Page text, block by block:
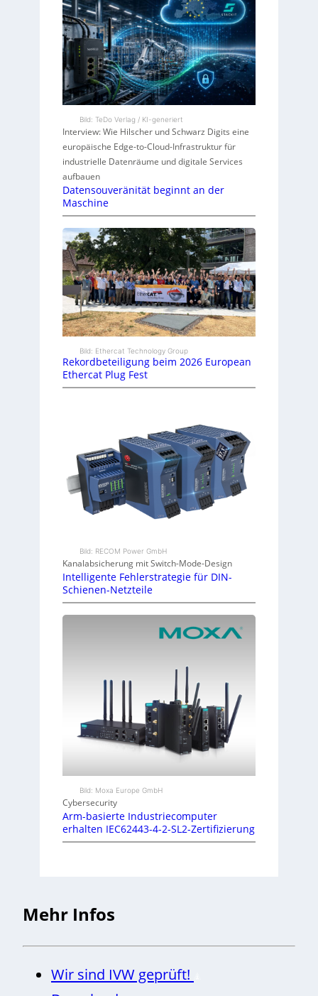
Bild: TeDo Verlag / KI-generiert
Interview: Wie Hilscher und Schwarz Digits eine
europäische Edge-to-Cloud-Infrastruktur für
industrielle Datenräume und digitale Services
aufbauen
Datensouveränität beginnt an der
Maschine
Bild: Ethercat Technology Group
Rekordbeteiligung beim 2026 European
Ethercat Plug Fest
Bild: RECOM Power GmbH
Kanalabsicherung mit Switch-Mode-Design
Intelligente Fehlerstrategie für DIN-
Schienen-Netzteile
Bild: Moxa Europe GmbH
Cybersecurity
Arm-basierte Industriecomputer
erhalten IEC62443-4-2-SL2-Zertifizierung
Mehr Infos
Wir sind IVW geprüft!